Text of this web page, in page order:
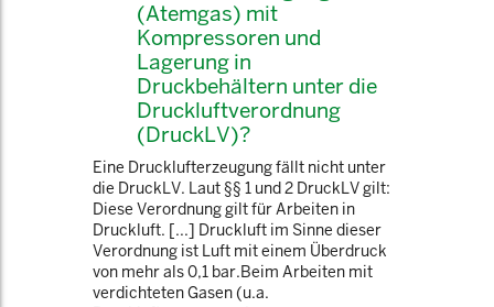
(Atemgas) mit
Kompressoren und
Lagerung in
Druckbehältern unter die
Druckluftverordnung
(DruckLV)?
Eine Drucklufterzeugung fällt nicht unter
die DruckLV. Laut §§ 1 und 2 DruckLV gilt:
Diese Verordnung gilt für Arbeiten in
Druckluft. [...] Druckluft im Sinne dieser
Verordnung ist Luft mit einem Überdruck
von mehr als 0,1 bar.Beim Arbeiten mit
verdichteten Gasen (u.a.